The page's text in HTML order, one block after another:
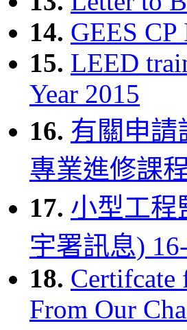
14. GEES
15. LEED
Year 2015
16. 有關申請
專業進修課
17. 小型工程
宇署訊息)
18. Certifcate
From Our